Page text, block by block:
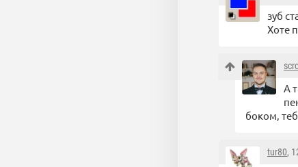
зуб
Хоте
А
боком,
tur80,